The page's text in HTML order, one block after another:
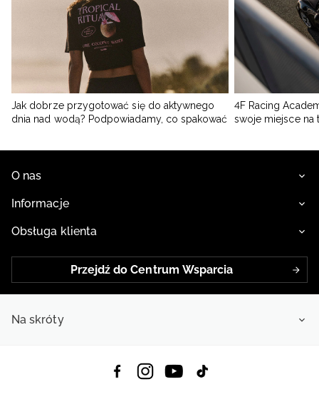
Jak dobrze przygotować się do aktywnego
dnia nad wodą? Podpowiadamy, co spakować
4F Racing
swoje miejsce na
O nas
Informacje
Obsługa klienta
Przejdź do Centrum Wsparcia
Na skróty